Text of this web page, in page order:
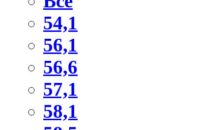
54,1
56,1
56,6
57,1
58,1